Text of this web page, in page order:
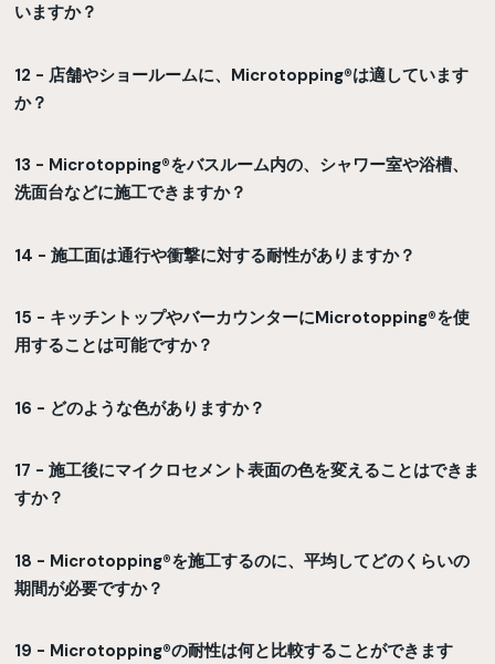
いますか？
12 - 店舗やショールームに、Microtopping®は適しています
か？
13 - Microtopping®をバスルーム内の、シャワー室や浴槽、
洗面台などに施工できますか？
14 - 施工面は通行や衝撃に対する耐性がありますか？
15 - キッチントップやバーカウンターにMicrotopping®を使
用することは可能ですか？
16 - どのような色がありますか？
17 - 施工後にマイクロセメント表面の色を変えることはできま
すか？
18 - Microtopping®を施工するのに、平均してどのくらいの
期間が必要ですか？
19 - Microtopping®の耐性は何と比較することができます